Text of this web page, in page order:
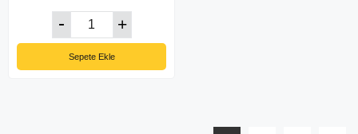
Sepete Ekle